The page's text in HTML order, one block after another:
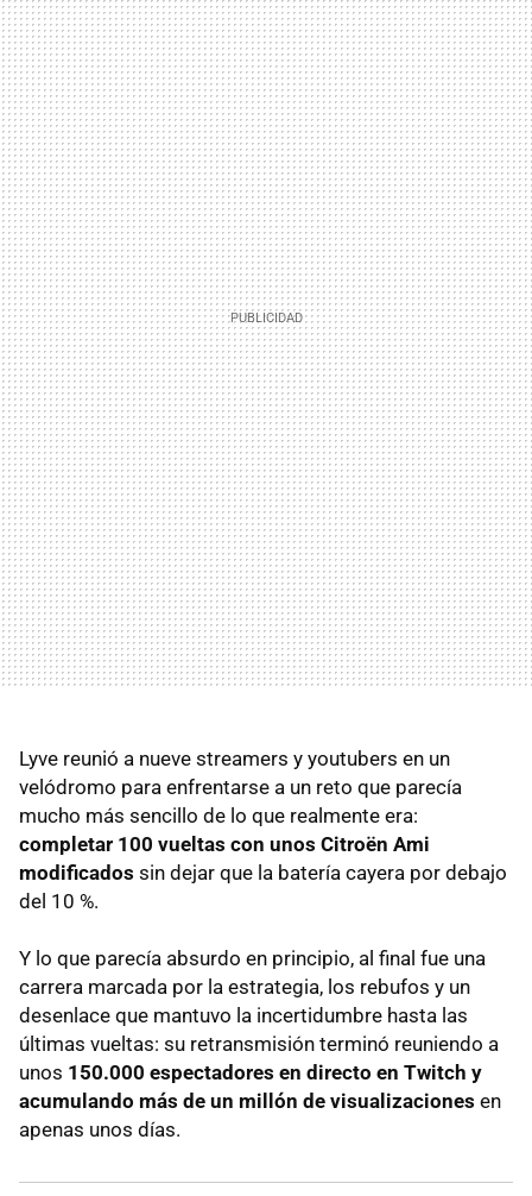
Lyve reunió a nueve streamers y youtubers en un
velódromo para enfrentarse a un reto que parecía
mucho más sencillo de lo que realmente era:
completar 100 vueltas con unos Citroën Ami
modificados sin dejar que la batería cayera por debajo
del 10 %.
Y lo que parecía absurdo en principio, al final fue una
carrera marcada por la estrategia, los rebufos y un
desenlace que mantuvo la incertidumbre hasta las
últimas vueltas: su retransmisión terminó reuniendo a
unos 150.000 espectadores en directo en Twitch y
acumulando más de un millón de visualizaciones en
apenas unos días.